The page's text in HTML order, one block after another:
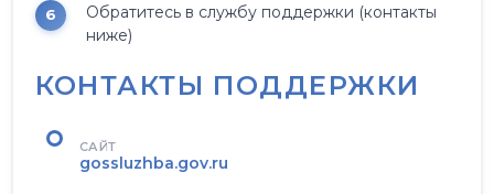
Обратитесь в службу поддержки (контакты
ниже)
КОНТАКТЫ ПОДДЕРЖКИ
САЙТ
gossluzhba.gov.ru